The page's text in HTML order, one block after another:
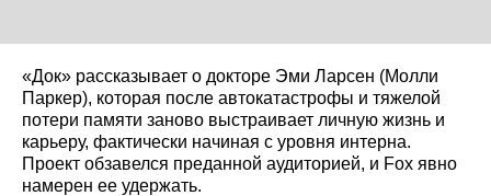
«Док» рассказывает о докторе Эми Ларсен (Молли
Паркер), которая после автокатастрофы и тяжелой
потери памяти заново выстраивает личную жизнь и
карьеру, фактически начиная с уровня интерна.
Проект обзавелся преданной аудиторией, и Fox явно
намерен ее удержать.